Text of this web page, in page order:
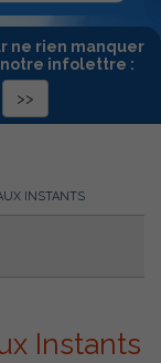
ne rien manquer
notre infolettre :
INSTANTS
Instants